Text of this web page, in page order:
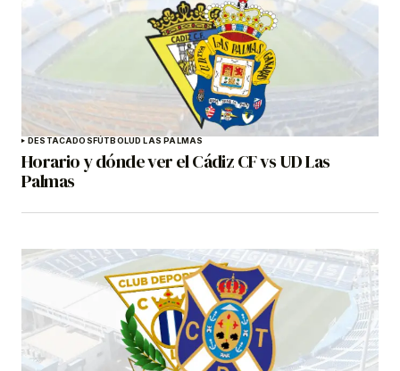
DESTACADOSFÚTBOLUD LAS PALMAS
Horario y dónde ver el Cádiz CF vs UD Las
Palmas